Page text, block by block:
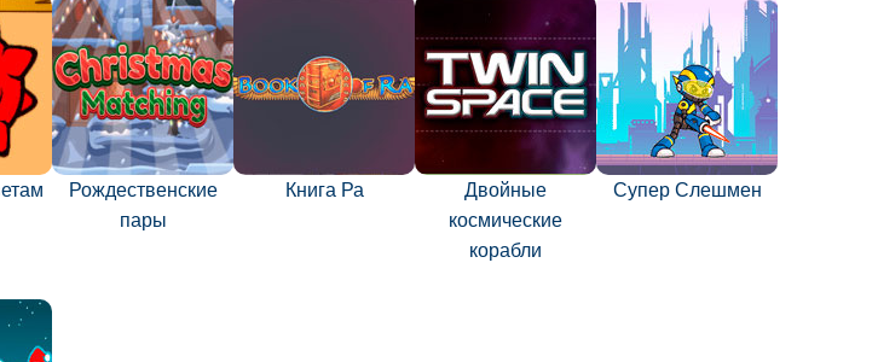
Рождественские
пары
Книга Ра
Двойные
космические
корабли
Супер Слешмен